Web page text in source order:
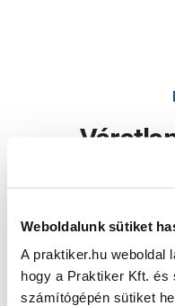
Weboldalunk sütiket
A praktiker.hu weboldal
hogy a Praktiker Kft. és
számítógépén sütiket